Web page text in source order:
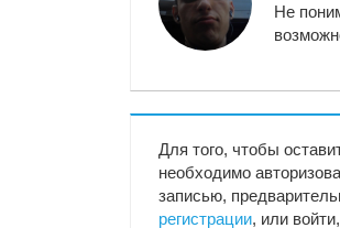
Не
Для того, чтобы
необходимо
записью,
регистрации, или